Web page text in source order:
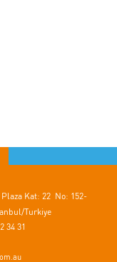
Plaza Kat: 22 No: 152-
Turkiye
34 31